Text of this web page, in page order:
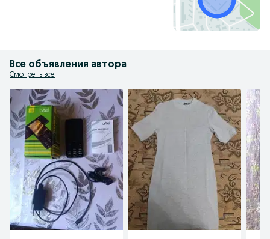
Все объявления автора
Смотреть все